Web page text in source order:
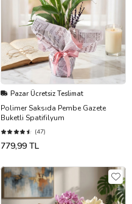
Pazar Ücretsiz Teslimat
Polimer Saksıda Pembe Gazete
Buketli Spatifilyum
(47)
779,99 TL